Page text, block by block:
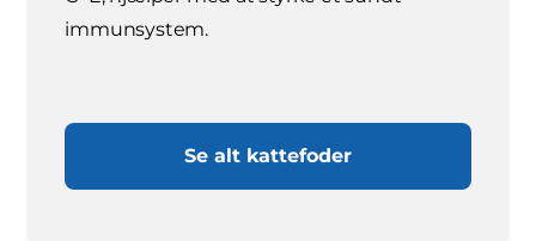
immunsystem.
Se alt kattefoder